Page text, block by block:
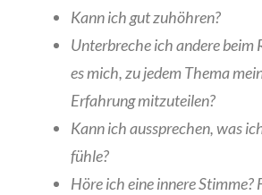
Kann ich gut zuhöhren?
Unterbreche ich andere beim
es mich, zu jedem Thema
Erfahrung mitzuteilen?
Kann ich aussprechen, was
fühle?
Höre ich eine innere Stimme?